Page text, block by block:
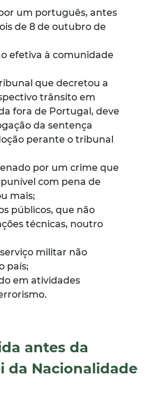
um português, antes
de 8 de outubro de
efetiva à comunidade
que decretou a
trânsito em
fora de Portugal, deve
da sentença
perante o tribunal
por um crime que
com pena de
mais;
públicos, que não
técnicas, noutro
militar não
país;
em atividades
antes da
da Nacionalidade